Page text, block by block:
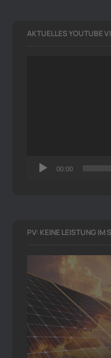
AKTUELLES YOUTUBE
00:00
PV: KEINE LEISTUNG IM